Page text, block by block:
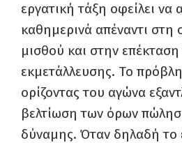
εργατική τάξη οφείλει να
καθημερινά απέναντι στη
μισθού και στην επέκταση
εκμετάλλευσης. Το
ορίζοντας του αγώνα
βελτίωση των όρων
δύναμης. Όταν δηλαδή το